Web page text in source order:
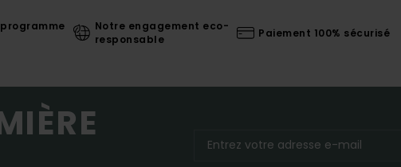
Notre engagement eco-
responsable
Paiement 100% sécurisé